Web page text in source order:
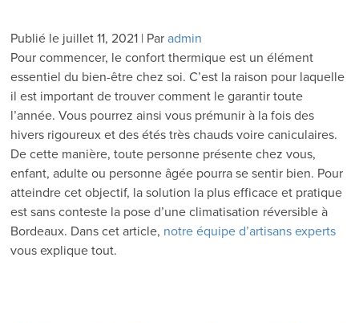
Publié le juillet 11, 2021 | Par admin
Pour commencer, le confort thermique est un élément
essentiel du bien-être chez soi. C’est la raison pour laquelle
il est important de trouver comment le garantir toute
l’année. Vous pourrez ainsi vous prémunir à la fois des
hivers rigoureux et des étés très chauds voire caniculaires.
De cette manière, toute personne présente chez vous,
enfant, adulte ou personne âgée pourra se sentir bien. Pour
atteindre cet objectif, la solution la plus efficace et pratique
est sans conteste la pose d’une climatisation réversible à
Bordeaux. Dans cet article, notre équipe d’artisans experts
vous explique tout.